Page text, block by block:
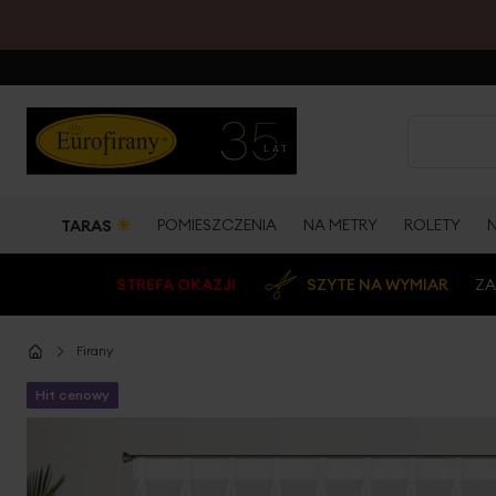
TARAS ☀ POMIESZCZENIA NA METRY ROLETY
STREFA OKAZJI SZYTE NA WYMIAR
Firany
koniec
Hit cenowy